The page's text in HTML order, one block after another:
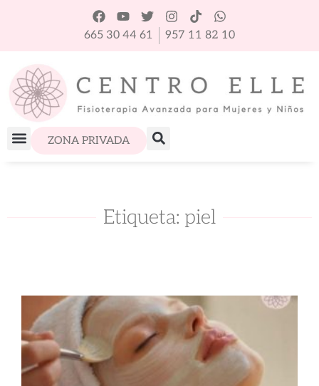
665 30 44 61 957 11 82 10
ZONA PRIVADA
Etiqueta: piel